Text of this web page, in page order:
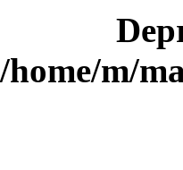
/home/m/